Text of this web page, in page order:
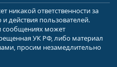
никакой ответственности за
действия пользователей.
сообщениях может
УК РФ, либо материал
просим незамедлительно